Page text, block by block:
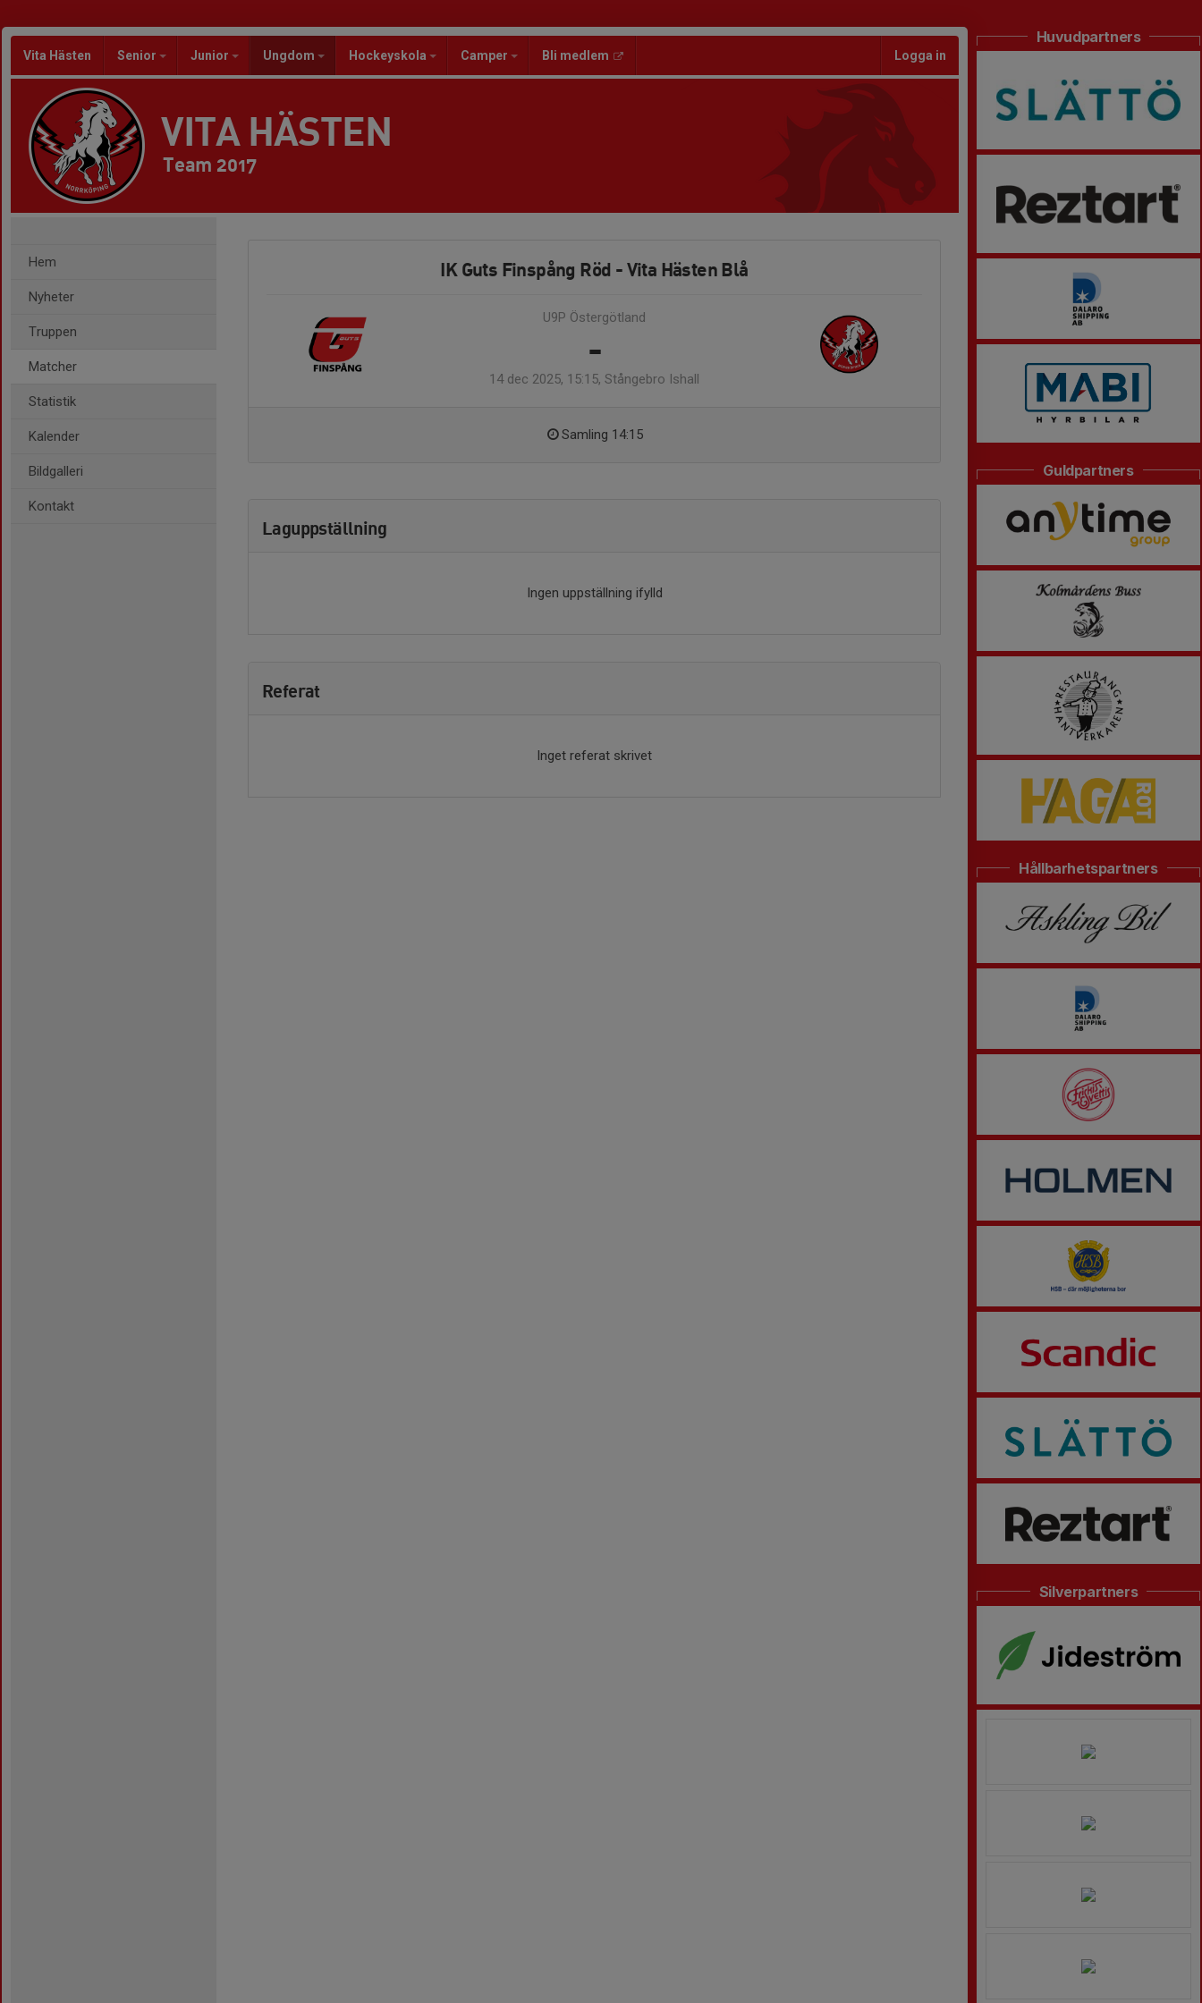
Vita Hästen Senior Junior Ungdom Hockeyskola Camper Bli medlem Logga in
VITA HÄSTEN
Team 2017
Hem
Nyheter
Truppen
Matcher
Statistik
Kalender
Bildgalleri
Kontakt
IK Guts Finspång Röd - Vita Hästen Blå
U9P Östergötland
-
14 dec 2025, 15:15, Stångebro Ishall
Samling 14:15
Laguppställning
Ingen uppställning ifylld
Referat
Inget referat skrivet
Huvudpartners
Guldpartners
Hållbarhetspartners
Silverpartners